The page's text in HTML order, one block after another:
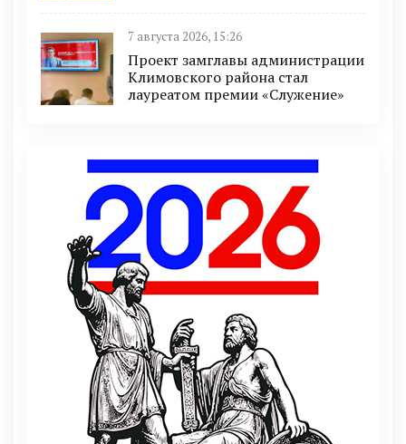
7 августа 2026, 15:26
Проект замглавы администрации
Климовского района стал
лауреатом премии «Служение»